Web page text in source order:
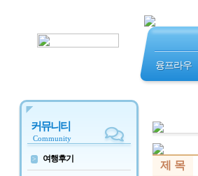
융프라우
커뮤니티
Community
> 여행후기
제 목